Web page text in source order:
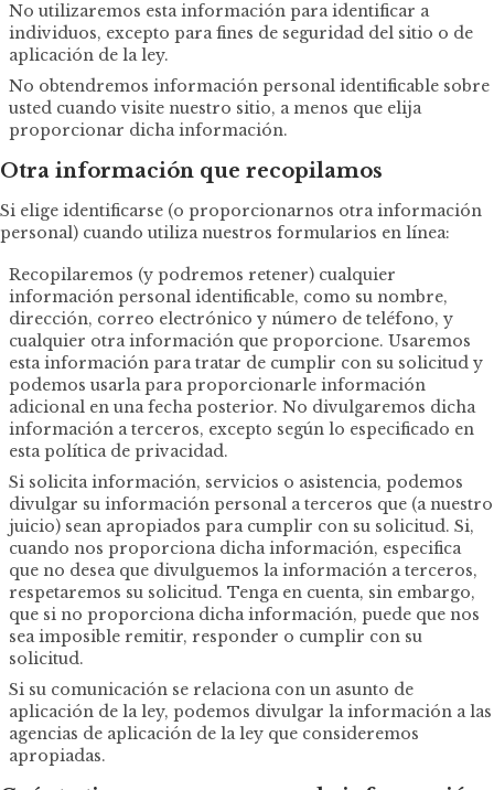
No utilizaremos esta información para identificar a
individuos, excepto para fines de seguridad del sitio o de
aplicación de la ley.
No obtendremos información personal identificable sobre
usted cuando visite nuestro sitio, a menos que elija
proporcionar dicha información.
Otra información que recopilamos
Si elige identificarse (o proporcionarnos otra información
personal) cuando utiliza nuestros formularios en línea:
Recopilaremos (y podremos retener) cualquier
información personal identificable, como su nombre,
dirección, correo electrónico y número de teléfono, y
cualquier otra información que proporcione. Usaremos
esta información para tratar de cumplir con su solicitud y
podemos usarla para proporcionarle información
adicional en una fecha posterior. No divulgaremos dicha
información a terceros, excepto según lo especificado en
esta política de privacidad.
Si solicita información, servicios o asistencia, podemos
divulgar su información personal a terceros que (a nuestro
juicio) sean apropiados para cumplir con su solicitud. Si,
cuando nos proporciona dicha información, especifica
que no desea que divulguemos la información a terceros,
respetaremos su solicitud. Tenga en cuenta, sin embargo,
que si no proporciona dicha información, puede que nos
sea imposible remitir, responder o cumplir con su
solicitud.
Si su comunicación se relaciona con un asunto de
aplicación de la ley, podemos divulgar la información a las
agencias de aplicación de la ley que consideremos
apropiadas.